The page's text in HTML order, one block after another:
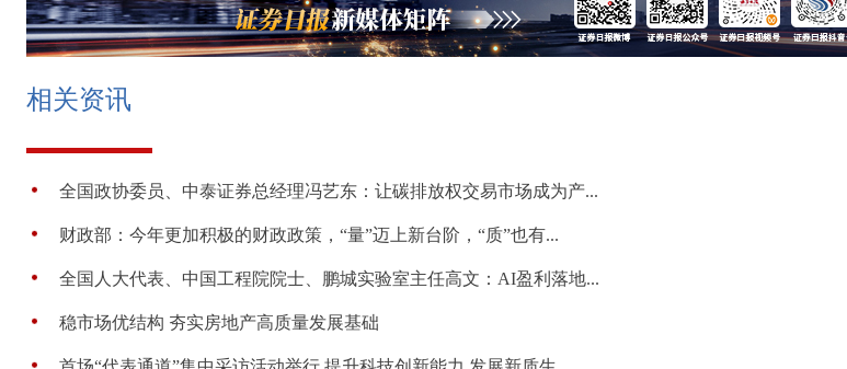
相关资讯
全国政协委员、中泰证券总经理冯艺东：让碳排放权交易市场成为产...
财政部：今年更加积极的财政政策，“量”迈上新台阶，“质”也有...
全国人大代表、中国工程院院士、鹏城实验室主任高文：AI盈利落地...
稳市场优结构 夯实房地产高质量发展基础